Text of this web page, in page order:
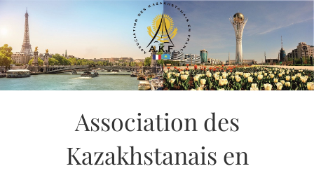
Skip
content
Association des
Kazakhstanais en